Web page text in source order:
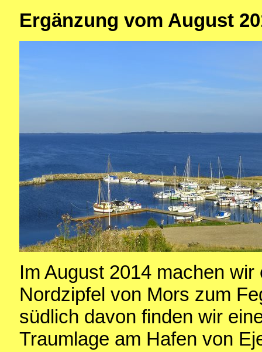
Ergänzung vom August
Im August 2014 machen
Nordzipfel von Mors zum
südlich davon finden wir
Traumlage am Hafen von